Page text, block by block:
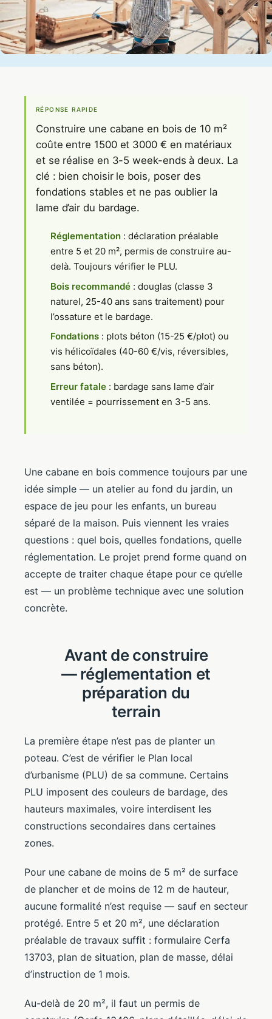
RÉPONSE RAPIDE
Construire une cabane en bois de 10 m²
coûte entre 1500 et 3000 € en matériaux
et se réalise en 3-5 week-ends à deux. La
clé : bien choisir le bois, poser des
fondations stables et ne pas oublier la
lame d’air du bardage.
Réglementation : déclaration préalable
entre 5 et 20 m², permis de construire au-
delà. Toujours vérifier le PLU.
Bois recommandé : douglas (classe 3
naturel, 25-40 ans sans traitement) pour
l’ossature et le bardage.
Fondations : plots béton (15-25 €/plot) ou
vis hélicoïdales (40-60 €/vis, réversibles,
sans béton).
Erreur fatale : bardage sans lame d’air
ventilée = pourrissement en 3-5 ans.
Une cabane en bois commence toujours par une
idée simple — un atelier au fond du jardin, un
espace de jeu pour les enfants, un bureau
séparé de la maison. Puis viennent les vraies
questions : quel bois, quelles fondations, quelle
réglementation. Le projet prend forme quand on
accepte de traiter chaque étape pour ce qu’elle
est — un problème technique avec une solution
concrète.
Avant de construire
— réglementation et
préparation du
terrain
La première étape n’est pas de planter un
poteau. C’est de vérifier le Plan local
d’urbanisme (PLU) de sa commune. Certains
PLU imposent des couleurs de bardage, des
hauteurs maximales, voire interdisent les
constructions secondaires dans certaines
zones.
Pour une cabane de moins de 5 m² de surface
de plancher et de moins de 12 m de hauteur,
aucune formalité n’est requise — sauf en secteur
protégé. Entre 5 et 20 m², une déclaration
préalable de travaux suffit : formulaire Cerfa
13703, plan de situation, plan de masse, délai
d’instruction de 1 mois.
Au-delà de 20 m², il faut un permis de